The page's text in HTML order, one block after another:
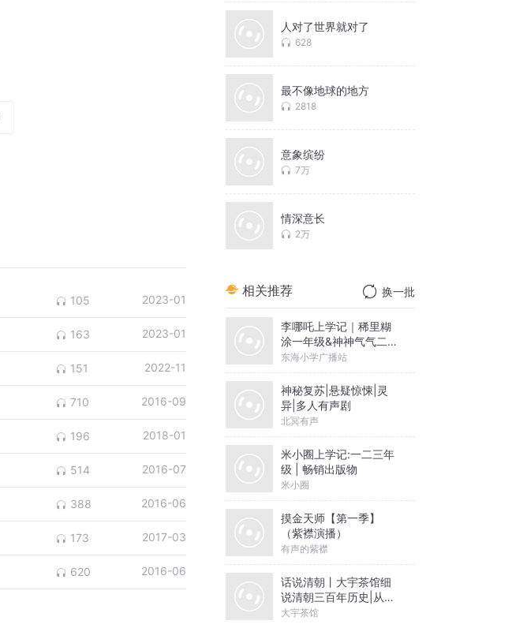
105 2023-01
163 2023-01
151 2022-11
710 2016-09
196 2018-01
514 2016-07
388 2016-06
173 2017-03
620 2016-06
人对了世界就对了
628
最不像地球的地方
2818
意象缤纷
7万
情深意长
2万
相关推荐 换一批
李哪吒上学记｜稀里糊
涂一年级&神神气气二年
级
东海小学广播站
神秘复苏|悬疑惊悚|灵
异|多人有声剧
北冥有声
米小圈上学记:一二三年
级 | 畅销出版物
米小圈
摸金天师【第一季】
（紫襟演播）
有声的紫襟
话说清朝丨大宇茶馆细
说清朝三百年历史|从努
尔哈赤到末代皇帝溥仪|
大宇茶馆